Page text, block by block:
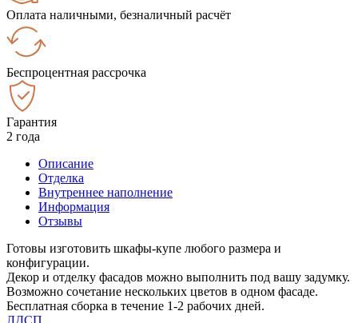
Оплата наличными, безналичный расчёт
Беспроцентная рассрочка
Гарантия
2 года
Описание
Отделка
Внутреннее наполнение
Информация
Отзывы
Готовы изготовить шкафы-купе любого размера и
конфигурации.
Декор и отделку фасадов можно выполнить под вашу задумку.
Возможно сочетание нескольких цветов в одном фасаде.
Бесплатная сборка в течение 1-2 рабочих дней.
ЛДСП